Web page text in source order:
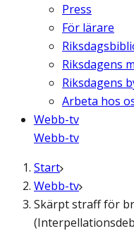
Press
För lärare
Riksdagens
Riksdagens
Arbeta hos
Webb-tv
Webb-tv
Start
Webb-tv
Skärpt straff för